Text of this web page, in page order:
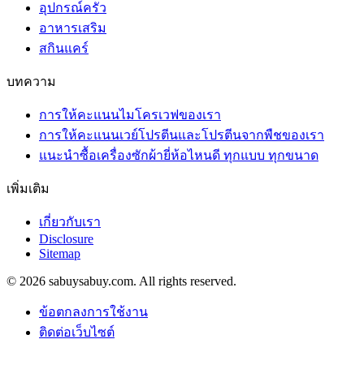
อุปกรณ์ครัว
อาหารเสริม
สกินแคร์
บทความ
การให้คะแนนไมโครเวฟของเรา
การให้คะแนนเวย์โปรตีนและโปรตีนจากพืชของเรา
แนะนำซื้อเครื่องซักผ้ายี่ห้อไหนดี ทุกแบบ ทุกขนาด
เพิ่มเติม
เกี่ยวกับเรา
Disclosure
Sitemap
© 2026 sabuysabuy.com. All rights reserved.
ข้อตกลงการใช้งาน
ติดต่อเว็บไซต์